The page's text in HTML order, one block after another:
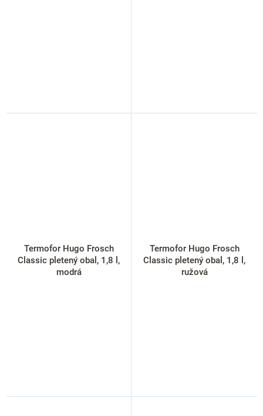
Termofor Hugo Frosch
Classic pletený obal, 1,8 l,
modrá
Termofor Hugo Frosch
Classic pletený obal, 1,8 l,
ružová